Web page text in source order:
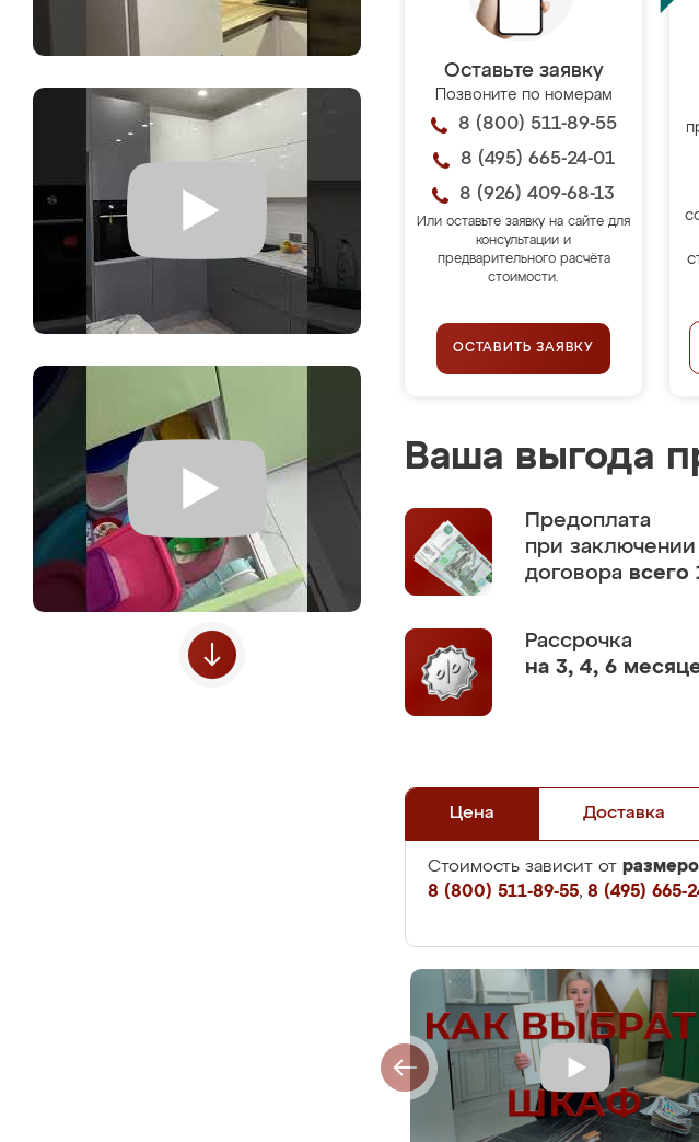
Оставьте заявку
Позвоните по номерам
8 (800) 511-89-55
8 (495) 665-24-01
8 (926) 409-68-13
Или оставьте заявку на сайте для
консультации и
предварительного расчёта
стоимости.
ОСТАВИТЬ ЗАЯВКУ
Ваша выгода
Предоплата
при заключении
договора всего
Рассрочка
на 3, 4, 6
Цена Доставка
Стоимость зависит от
8 (800) 511-89-55, 8 (495) 665-